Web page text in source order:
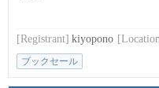
[Registrant] kiyopono
ブックセール